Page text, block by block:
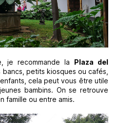
je recommande la Plaza del
bancs, petits kiosques ou cafés,
cela peut vous être utile
bambins. On se retrouve
famille ou entre amis.